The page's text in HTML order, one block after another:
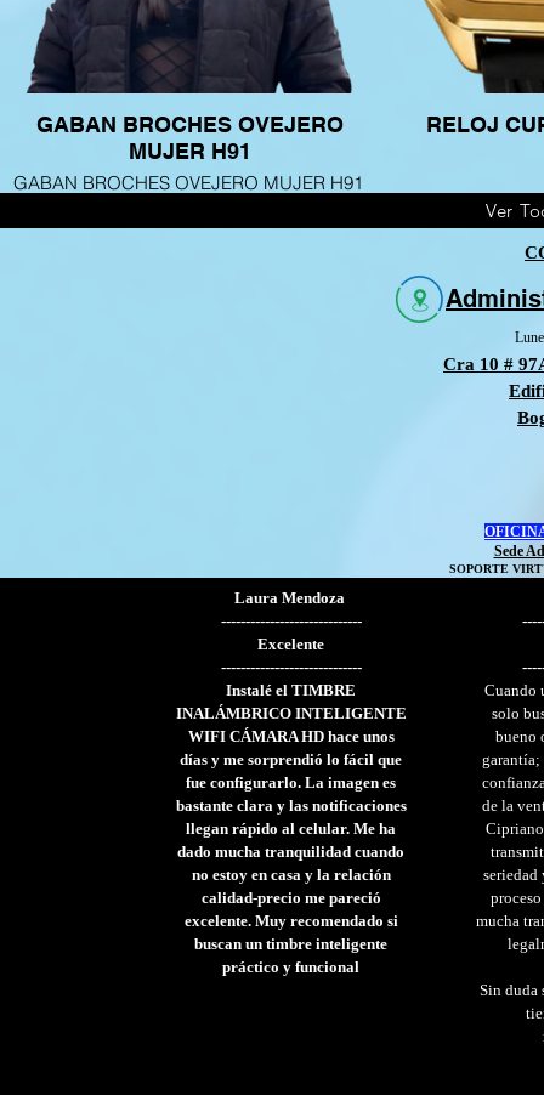
GABAN BROCHES OVEJERO
MUJER H91
GABAN BROCHES OVEJERO MUJER H91
RELOJ
Ver
Cra 10 #
Sede
SOPORTE
Laura Mendoza
-----------------------------
Excelente
-----------------------------
Instalé el TIMBRE
INALÁMBRICO INTELIGENTE
WIFI CÁMARA HD hace unos
días y me sorprendió lo fácil que
fue configurarlo. La imagen es
bastante clara y las notificaciones
llegan rápido al celular. Me ha
dado mucha tranquilidad cuando
no estoy en casa y la relación
calidad-precio me pareció
excelente. Muy recomendado si
buscan un timbre inteligente
práctico y funcional
Cuando
solo
bueno
garantía;
de la
seriedad
mucha
Sin duda